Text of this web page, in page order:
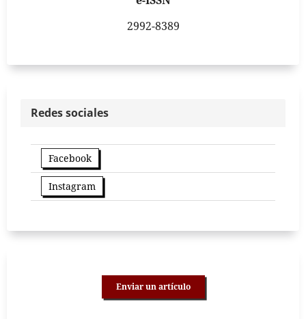
2992-8389
Redes sociales
Facebook
Instagram
Enviar un artículo